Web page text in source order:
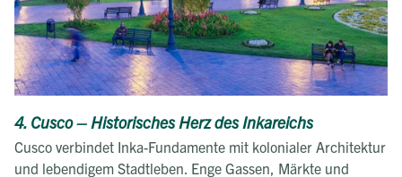
4. Cusco – Historisches Herz des Inkareichs
Cusco verbindet Inka-Fundamente mit kolonialer Architektur
und lebendigem Stadtleben. Enge Gassen, Märkte und